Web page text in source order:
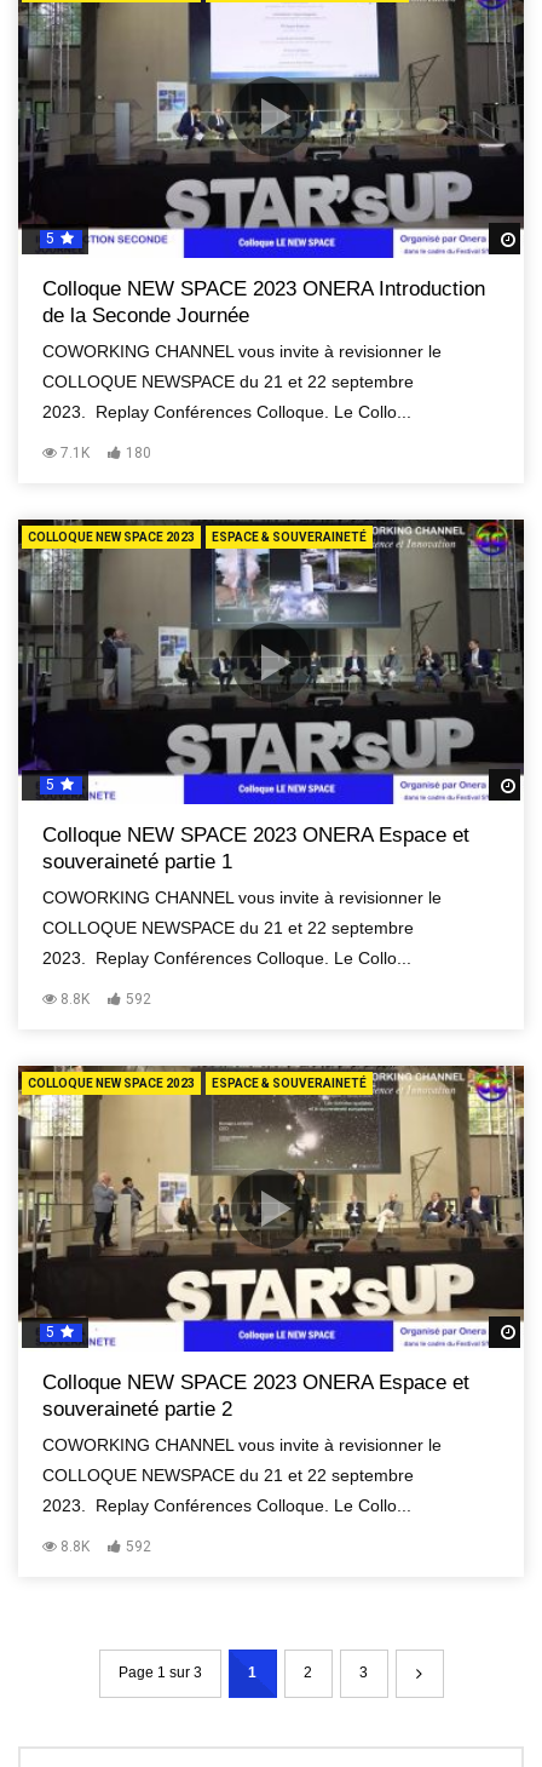
5
Colloque NEW SPACE 2023 ONERA Introduction
de la Seconde Journée
COWORKING CHANNEL vous invite à revisionner le
COLLOQUE NEWSPACE du 21 et 22 septembre
2023. Replay Conférences Colloque. Le Collo...
7.1K 180
COLLOQUE NEW SPACE 2023 ESPACE & SOUVERAINETÉ
5
Colloque NEW SPACE 2023 ONERA Espace et
souveraineté partie 1
COWORKING CHANNEL vous invite à revisionner le
COLLOQUE NEWSPACE du 21 et 22 septembre
2023. Replay Conférences Colloque. Le Collo...
8.8K 592
COLLOQUE NEW SPACE 2023 ESPACE & SOUVERAINETÉ
5
Colloque NEW SPACE 2023 ONERA Espace et
souveraineté partie 2
COWORKING CHANNEL vous invite à revisionner le
COLLOQUE NEWSPACE du 21 et 22 septembre
2023. Replay Conférences Colloque. Le Collo...
8.8K 592
Page 1 sur 3 1 2 3